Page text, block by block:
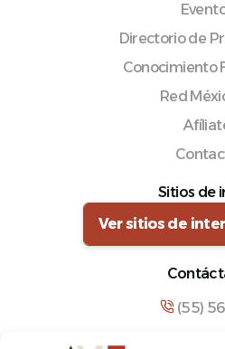
Directorio de
Conocimiento
Red
Sitios de
Ver sitios de
(55)